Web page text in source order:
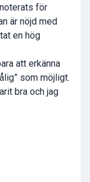
för
är nöjd med
en hög
att erkänna
som möjligt.
bra och jag